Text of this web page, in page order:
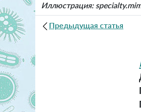
Иллюстрация:
Предыдущая статья